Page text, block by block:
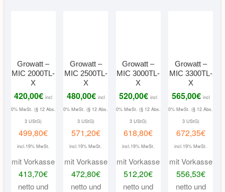
Growatt –
MIC 2000TL-
X
420,00€ incl
0% MwSt. (§ 12 Abs.
3 UStG)
499,80€
incl.19% MwSt.
mit Vorkasse
413,70€
netto und
Growatt –
MIC 2500TL-
X
480,00€ incl
0% MwSt. (§ 12 Abs.
3 UStG)
571,20€
incl.19% MwSt.
mit Vorkasse
472,80€
netto und
Growatt –
MIC 3000TL-
X
520,00€ incl
0% MwSt. (§ 12 Abs.
3 UStG)
618,80€
incl.19% MwSt.
mit Vorkasse
512,20€
netto und
Growatt –
MIC 3300TL-
X
565,00€ incl
0% MwSt. (§ 12 Abs.
3 UStG)
672,35€
incl.19% MwSt.
mit Vorkasse
556,53€
netto und